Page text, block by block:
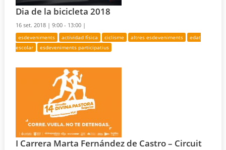
Dia de la bicicleta 2018
16 set. 2018 |9:00 - 13:00 |
esdeveniments actividad física ciclisme altres esdeveniments
edat
escolar
esdeveniments participatius
I Carrera Marta Fernández de Castro – Circuit